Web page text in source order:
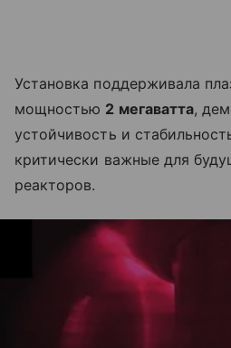
Установка поддерживала
мощностью 2 мегаватта,
устойчивость и
критически важные для
реакторов.